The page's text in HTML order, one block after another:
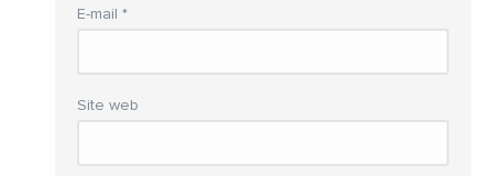
E-mail *
Site web